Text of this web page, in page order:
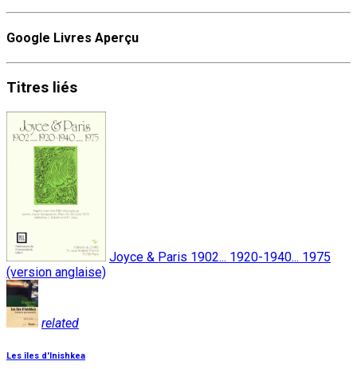
Google Livres Aperçu
Titres liés
Joyce & Paris 1902... 1920-1940... 1975
(version anglaise)
related
Les îles d'Inishkea